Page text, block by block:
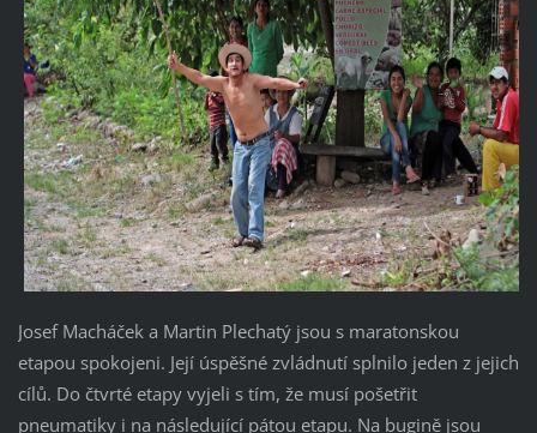
Josef Macháček a Martin Plechatý jsou s maratonskou
etapou spokojeni. Její úspěšné zvládnutí splnilo jeden z jejich
cílů. Do čtvrté etapy vyjeli s tím, že musí pošetřit
pneumatiky i na následující pátou etapu. Na bugině jsou